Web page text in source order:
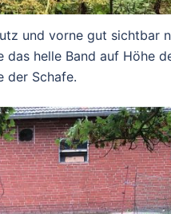
und vorne gut sichtbar
das helle Band auf Höhe
der Schafe.